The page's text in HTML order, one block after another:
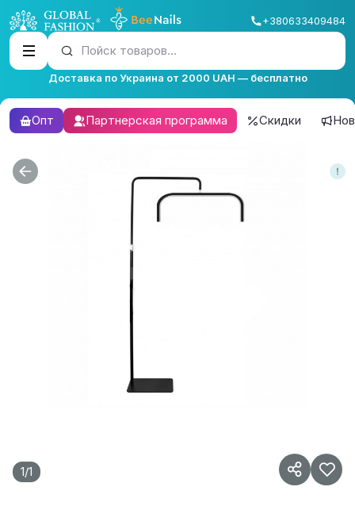
+380633409484
Пойск товаров...
Доставка по Украина от 2000 UAH — бесплатно
Опт Партнерская программа Скидки
1/1